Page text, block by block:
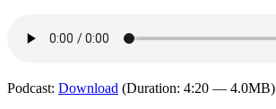
Podcast: Download (Duration: 4:20 — 4.0MB)